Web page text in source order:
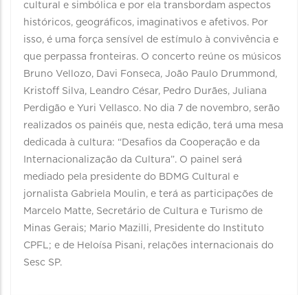
cultural e simbólica e por ela transbordam aspectos
históricos, geográficos, imaginativos e afetivos. Por
isso, é uma força sensível de estímulo à convivência e
que perpassa fronteiras. O concerto reúne os músicos
Bruno Vellozo, Davi Fonseca, João Paulo Drummond,
Kristoff Silva, Leandro César, Pedro Durães, Juliana
Perdigão e Yuri Vellasco. No dia 7 de novembro, serão
realizados os painéis que, nesta edição, terá uma mesa
dedicada à cultura: “Desafios da Cooperação e da
Internacionalização da Cultura”. O painel será
mediado pela presidente do BDMG Cultural e
jornalista Gabriela Moulin, e terá as participações de
Marcelo Matte, Secretário de Cultura e Turismo de
Minas Gerais; Mario Mazilli, Presidente do Instituto
CPFL; e de Heloísa Pisani, relações internacionais do
Sesc SP.